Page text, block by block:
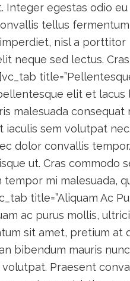
Integer egestas odio eu
tellus fermentum
nisl a porttitor
neque sed lectus.
elit et
malesuada consequat
sem volutpat nec.
dolor convallis tempor.
ut. Cras commodo
mi malesuada,
title=”Aliquam Ac
ac purus mollis,
sit amet, pretium at
bibendum mauris
Praesent